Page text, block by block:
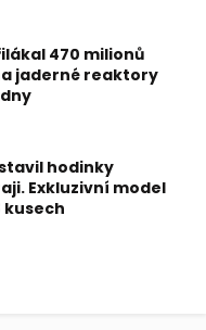
470 milionů
jaderné reaktory
hodinky
Exkluzivní model
kusech